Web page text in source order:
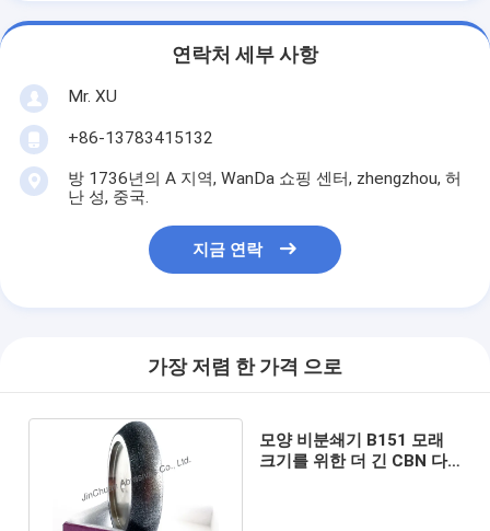
연락처 세부 사항
Mr. XU
+86-13783415132
방 1736년의 A 지역, WanDa 쇼핑 센터, zhengzhou, 허
난 성, 중국.
지금 연락
가장 저렴 한 가격 으로
모양 비분쇄기 B151 모래
크기를 위한 더 긴 CBN 다